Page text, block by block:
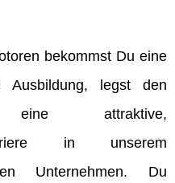
bekommst Du eine
Ausbildung, legst den
attraktive,
in unserem
Unternehmen. Du